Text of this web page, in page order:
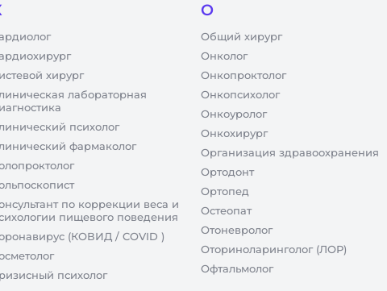
хирург
лабораторная
психолог
фармаколог
по коррекции веса и
пищевого поведения
(КОВИД / COVID )
психолог
О
Общий хирург
Онколог
Онкопроктолог
Онкопсихолог
Онкоуролог
Онкохирург
Организация здравоохранения
Ортодонт
Ортопед
Остеопат
Отоневролог
Оториноларинголог (ЛОР)
Офтальмолог